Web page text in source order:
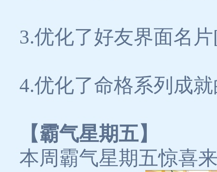
3.优化了好友界面名
4.优化了命格系列成
【霸气星期五】
本周霸气星期五惊喜